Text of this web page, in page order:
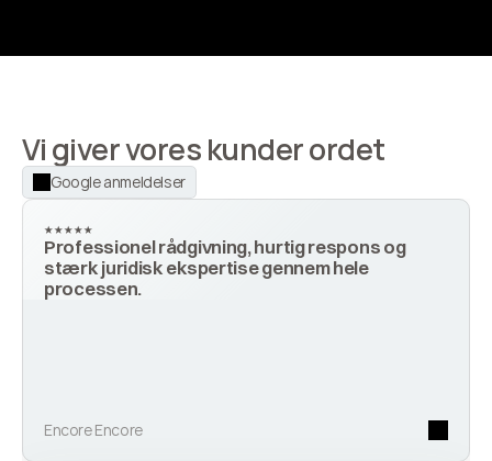
Vi giver vores kunder ordet
Google anmeldelser
★★★★★
Professionel rådgivning, hurtig respons og
stærk juridisk ekspertise gennem hele
processen.
Encore Encore